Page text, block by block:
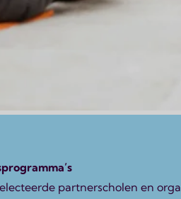
partnerscholen en